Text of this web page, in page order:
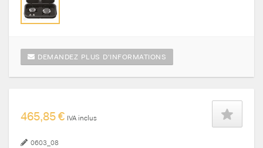
DEMANDEZ PLUS D'INFORMATIONS
465,85 € IVA inclus
0603_08